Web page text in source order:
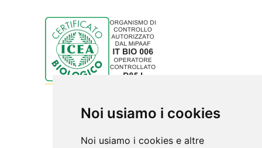
Noi usiamo i cookies
Noi usiamo i cookies e altre